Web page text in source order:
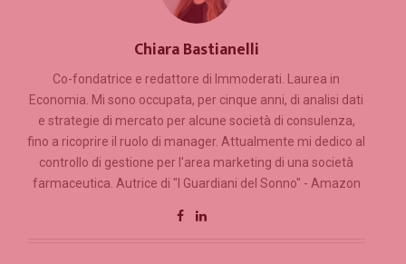
Chiara Bastianelli
Co-fondatrice e redattore di Immoderati. Laurea in
Economia. Mi sono occupata, per cinque anni, di analisi dati
e strategie di mercato per alcune società di consulenza,
fino a ricoprire il ruolo di manager. Attualmente mi dedico al
controllo di gestione per l'area marketing di una società
farmaceutica. Autrice di "I Guardiani del Sonno" - Amazon